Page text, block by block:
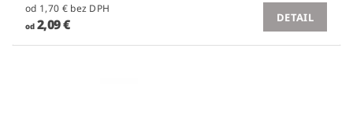
od 1,70 € bez DPH
od2,09 € DETAIL